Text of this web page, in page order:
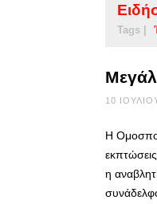
Tags |
10
Η
η